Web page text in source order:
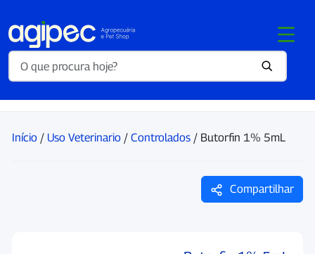
Início / Uso Veterinario / Controlados / Butorfin 1% 5mL
Compartilhar